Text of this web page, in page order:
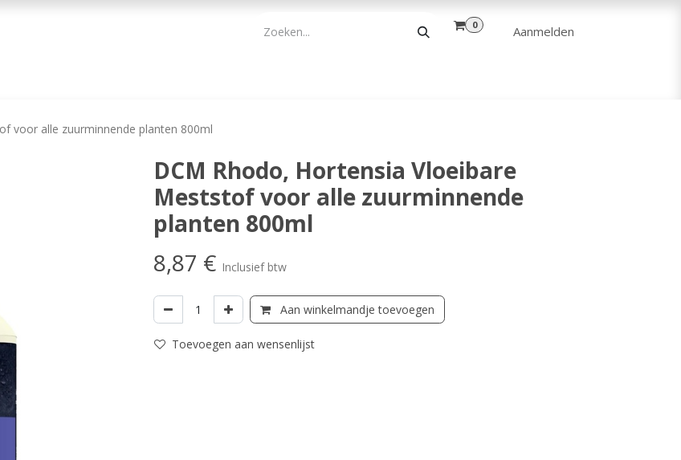
0 Aanmelden
voor alle zuurminnende planten 800ml
DCM Rhodo, Hortensia Vloeibare
Meststof voor alle zuurminnende
planten 800ml
8,87 € Inclusief btw
Aan winkelmandje toevoegen
Toevoegen aan wensenlijst